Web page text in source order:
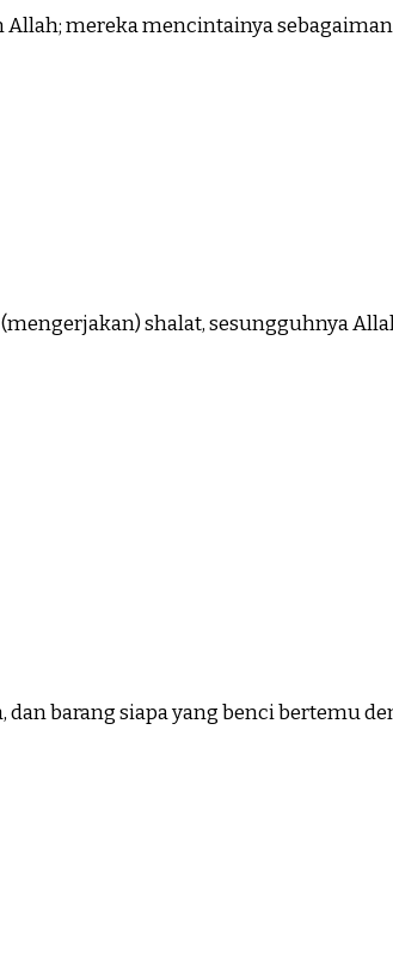
mereka mencintainya
shalat, sesungguhnya
barang siapa yang benci bertemu